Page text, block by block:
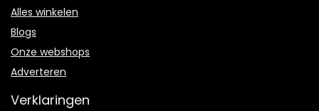
Alles winkelen
Blogs
Onze webshops
Adverteren
Verklaringen